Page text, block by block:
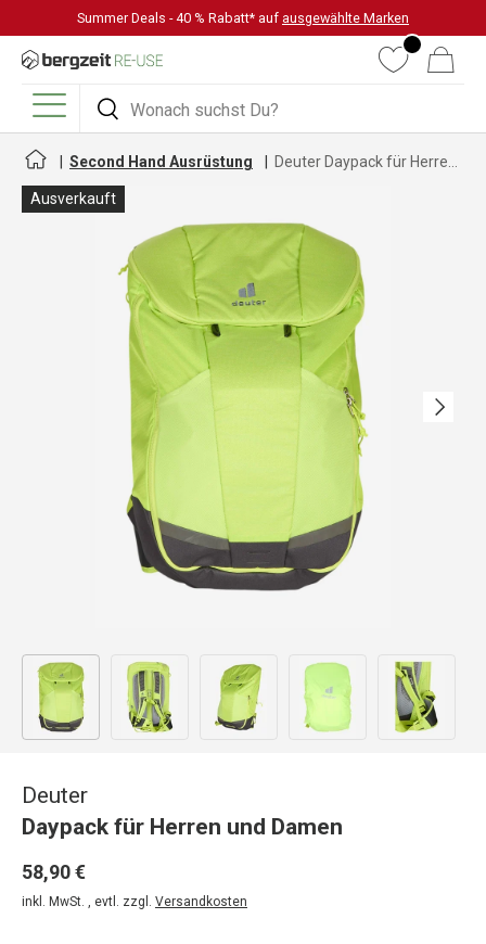
DIREKT ZUM INHALT
Summer Deals - 40 % Rabatt* auf ausgewählte Marken
Suchen
Suchen
WunschlisteWarenkorb
Menü
Second Hand Ausrüstung
Ausverkauft
Nächste
Bild 1 in Galerieansicht laden
Deuter
Daypack für Herren und Damen
58,90 €
inkl. MwSt. , evtl. zzgl. Versandkosten